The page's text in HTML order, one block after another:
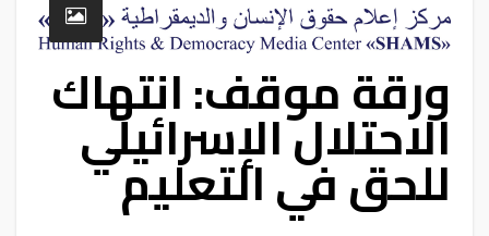
ورقة موقف: انتهاك
الاحتلال الإسرائيلي
للحق في التعليم